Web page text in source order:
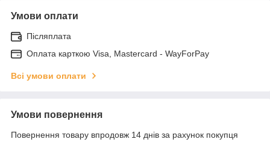
Умови оплати
Післяплата
Оплата карткою Visa, Mastercard - WayForPay
Всі умови оплати
Умови повернення
Повернення товару впродовж 14 днів за рахунок покупця